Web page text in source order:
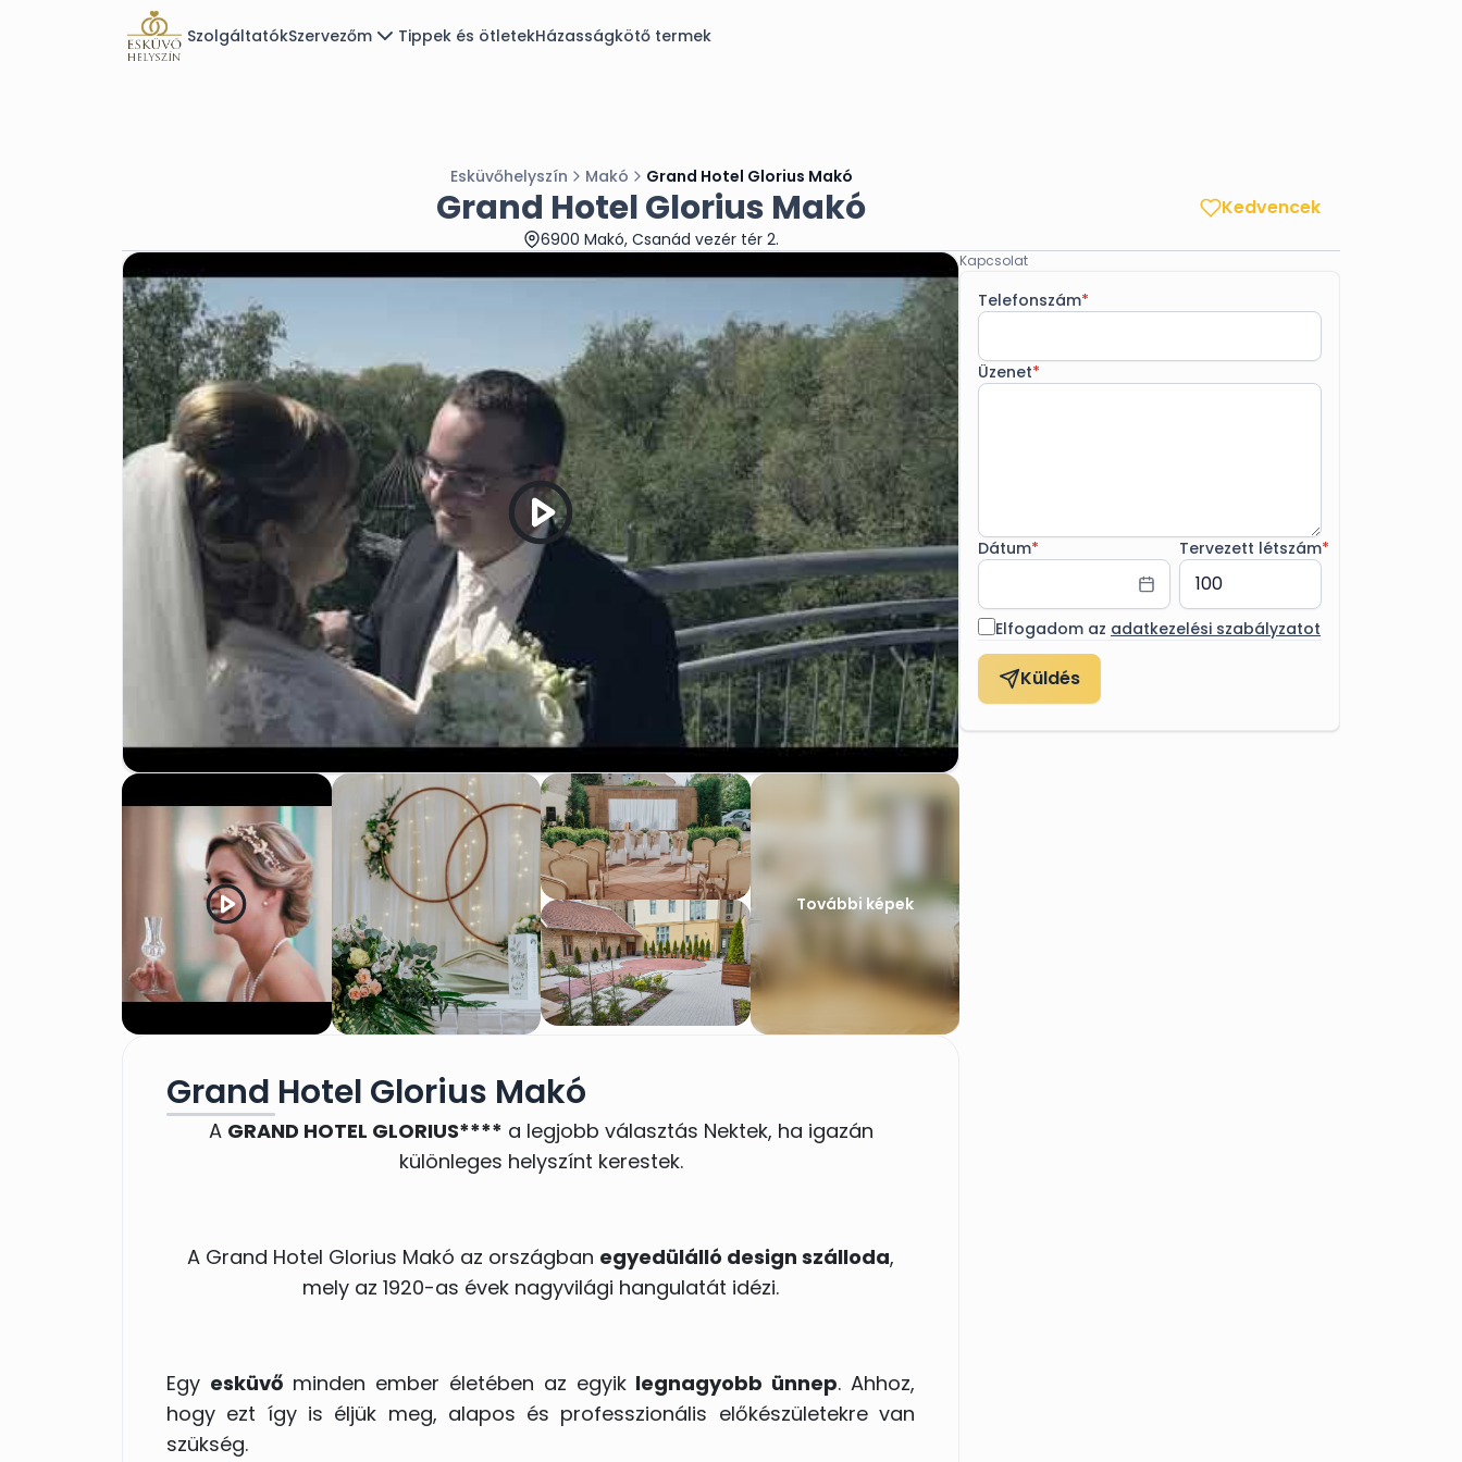
SzolgáltatókSzervezőm Tippek és ötletekHázasságkötő termek
Esküvőhelyszín Makó Grand Hotel Glorius Makó
Grand Hotel Glorius Makó
6900 Makó, Csanád vezér tér 2.
Kedvencek
További képek
Grand Hotel Glorius Makó
A GRAND HOTEL GLORIUS**** a legjobb választás Nektek, ha igazán
különleges helyszínt kerestek.
A Grand Hotel Glorius Makó az országban egyedülálló design szálloda,
mely az 1920-as évek nagyvilági hangulatát idézi.
Egy esküvő minden ember életében az egyik legnagyobb ünnep. Ahhoz,
hogy ezt így is éljük meg, alapos és professzionális előkészületekre van
szükség.
Kapcsolat
Telefonszám*
Üzenet*
Dátum* Tervezett létszám*
Elfogadom az adatkezelési szabályzatot
Küldés